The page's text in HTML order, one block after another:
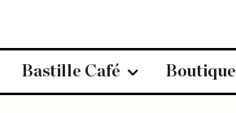
Bastille Café Boutique